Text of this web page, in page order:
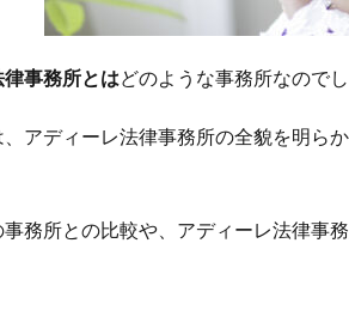
事務所とはどのような事務所なので
、アディーレ法律事務所の全貌を明ら
事務所との比較や、アディーレ法律事